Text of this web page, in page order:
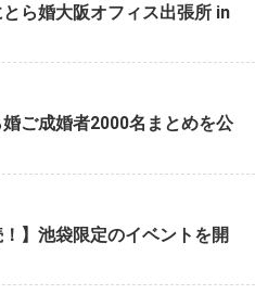
ら婚大阪オフィス出張所 in
ご成婚者2000名まとめを公
！】池袋限定のイベントを開